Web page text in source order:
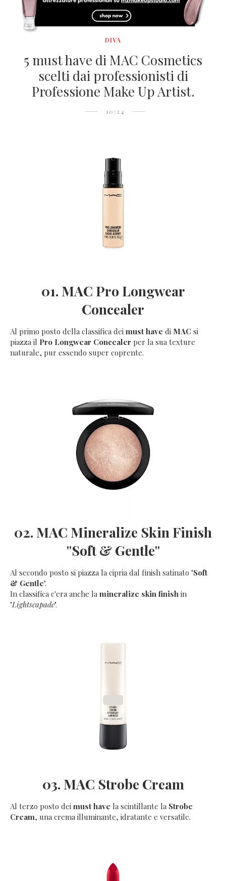
DIVA
5 must have di MAC Cosmetics
scelti dai professionisti di
Professione Make Up Artist.
10:24
01. MAC Pro Longwear
Concealer
Al primo posto della classifica dei must have di MAC si
piazza il Pro Longwear Concealer per la sua texture
naturale, pur essendo super coprente.
02. MAC Mineralize Skin Finish
"Soft & Gentle"
Al secondo posto si piazza la cipria dal finish satinato "Soft
& Gentle".
In classifica c'era anche lamineralize skin finish in
"Lightscapade".
03. MAC Strobe Cream
Al terzo posto dei must have la scintillante la Strobe
Cream, una crema illuminante, idratante e versatile.